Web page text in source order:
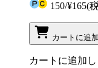
150/¥165(
カートに追加
カートに追加